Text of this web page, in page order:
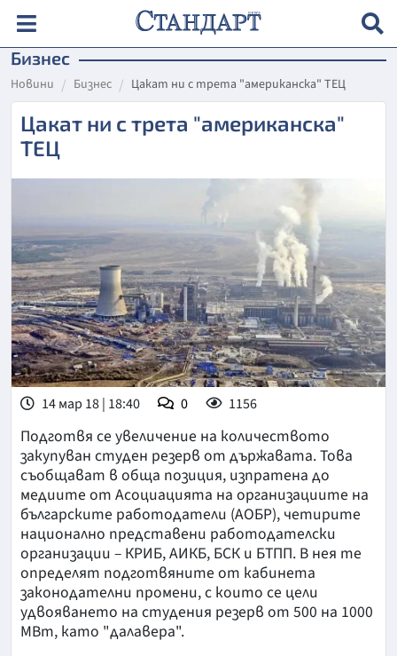
Бизнес
Новини Бизнес Цакат ни с трета "американска" ТЕЦ
Цакат ни с трета "американска"
ТЕЦ
14 мар 18 | 18:40 0 1156
Подготвя се увеличение на количеството
закупуван студен резерв от държавата. Това
съобщават в обща позиция, изпратена до
медиите от Асоциацията на организациите на
българските работодатели (АОБР), четирите
национално представени работодателски
организации – КРИБ, АИКБ, БСК и БТПП. В нея те
определят подготвяните от кабинета
законодателни промени, с които се цели
удвояването на студения резерв от 500 на 1000
МВт, като "далавера".